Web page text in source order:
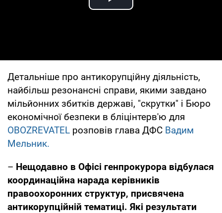
Play Video
Детальніше про антикорупційну діяльність,
найбільш резонансні справи, якими завдано
мільйонних збитків державі, "скрутки" і Бюро
економічної безпеки в бліцінтерв'ю для
OBOZREVATEL розповів глава ДФС Вадим
Мельник.
– Нещодавно в Офісі генпрокурора відбулася
координаційна нарада керівників
правоохоронних структур, присвячена
антикорупційній тематиці. Які результати